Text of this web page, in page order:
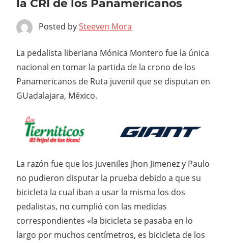
la CRI de los Panamericanos
Posted bySteeven Mora
La pedalista liberiana Mónica Montero fue la única
nacional en tomar la partida de la crono de los
Panamericanos de Ruta juvenil que se disputan en
GUadalajara, México.
La razón fue que los juveniles Jhon Jimenez y Paulo
no pudieron disputar la prueba debido a que su
bicicleta la cual iban a usar la misma los dos
pedalistas, no cumplió con las medidas
correspondientes «la bicicleta se pasaba en lo
largo por muchos centímetros, es bicicleta de los